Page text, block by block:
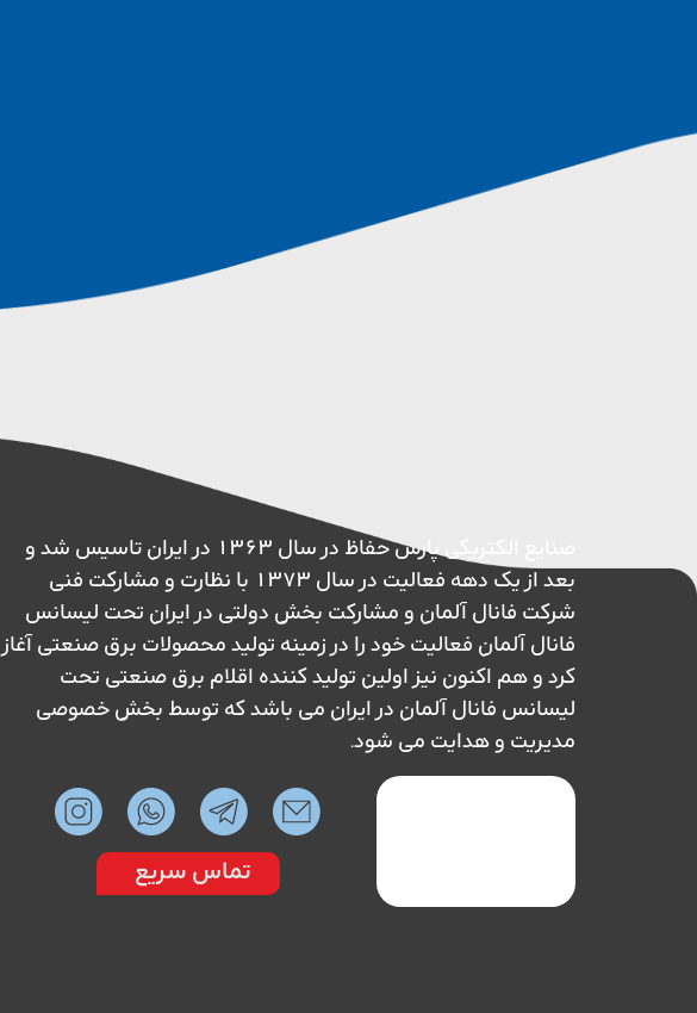
صنایع الکتریکی پارس حفاظ در سال 1363 در ایران تاسیس شد و
بعد از یک دهه فعالیت در سال 1373 با نظارت و مشارکت فنی
شرکت فانال آلمان و مشارکت بخش دولتی در ایران تحت لیسانس
فانال آلمان فعالیت خود را در زمینه تولید محصولات برق صنعتی آغاز
کرد و هم اکنون نیز اولین تولید کننده اقلام برق صنعتی تحت
لیسانس فانال آلمان در ایران می باشد که توسط بخش خصوصی
مدیریت و هدایت می شود.
تماس سریع